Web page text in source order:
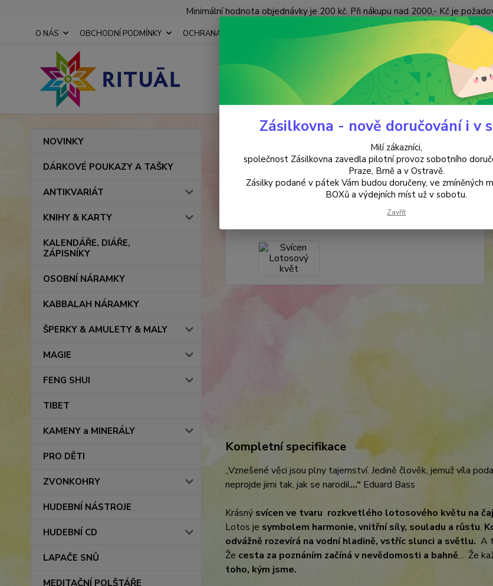
Minimální hodnota objednávky je 200 kč. Při nákupu nad 2000,- Kč je
O NÁS OBCHODNÍ PODMÍNKY OCHRANA OSOBNÍCH ÚDAJŮ KONTAKTY
Hledat
NOVINKY
DÁRKOVÉ POUKAZY A TAŠKY
ANTIKVARIÁT
KNIHY & KARTY
KALENDÁŘE, DIÁŘE,
ZÁPISNÍKY
OSOBNÍ NÁRAMKY
KABBALAH NÁRAMKY
ŠPERKY & AMULETY & MALY
MAGIE
FENG SHUI
TIBET
KAMENY a MINERÁLY
PRO DĚTI
ZVONKOHRY
HUDEBNÍ NÁSTROJE
HUDEBNÍ CD
LAPAČE SNŮ
MEDITAČNÍ POLŠTÁŘE
SVÍČKY & SVÍCNY & SOLNÉ LAMPY SVÍCNY Svícen
Svícen Lotosový květ
Kompletní specifikace
„Vznešené věci jsou plny tajemství. Jedině člověk, jemuž víla
neprojde jimi tak, jak se narodil…“ Eduard Bass
Krásnýsvícen ve tvaru rozkvetlého lotosového květu na
Lotos je symbolem harmonie, vnitřní síly, souladu a růstu.
odvážně rozevírá na vodní hladině, vstříc slunci a světlu. A
Že cesta za poznáním začíná v nevědomosti a bahně... Že
toho, kým jsme.
Zásilkovna - nově doručování i v
Milí zákazníci,
společnost Zásilkovna zavedla pilotní provoz sobotního
Praze, Brně a v Ostravě.
Zásilky podané v pátek Vám budou doručeny, ve zmíněných
BOXů a výdejních míst už v sobotu.
Zavřít